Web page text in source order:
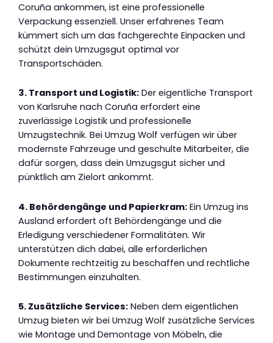
Coruña ankommen, ist eine professionelle
Verpackung essenziell. Unser erfahrenes Team
kümmert sich um das fachgerechte Einpacken und
schützt dein Umzugsgut optimal vor
Transportschäden.
3. Transport und Logistik: Der eigentliche Transport
von Karlsruhe nach Coruña erfordert eine
zuverlässige Logistik und professionelle
Umzugstechnik. Bei Umzug Wolf verfügen wir über
modernste Fahrzeuge und geschulte Mitarbeiter, die
dafür sorgen, dass dein Umzugsgut sicher und
pünktlich am Zielort ankommt.
4. Behördengänge und Papierkram: Ein Umzug ins
Ausland erfordert oft Behördengänge und die
Erledigung verschiedener Formalitäten. Wir
unterstützen dich dabei, alle erforderlichen
Dokumente rechtzeitig zu beschaffen und rechtliche
Bestimmungen einzuhalten.
5. Zusätzliche Services: Neben dem eigentlichen
Umzug bieten wir bei Umzug Wolf zusätzliche Services
wie Montage und Demontage von Möbeln, die